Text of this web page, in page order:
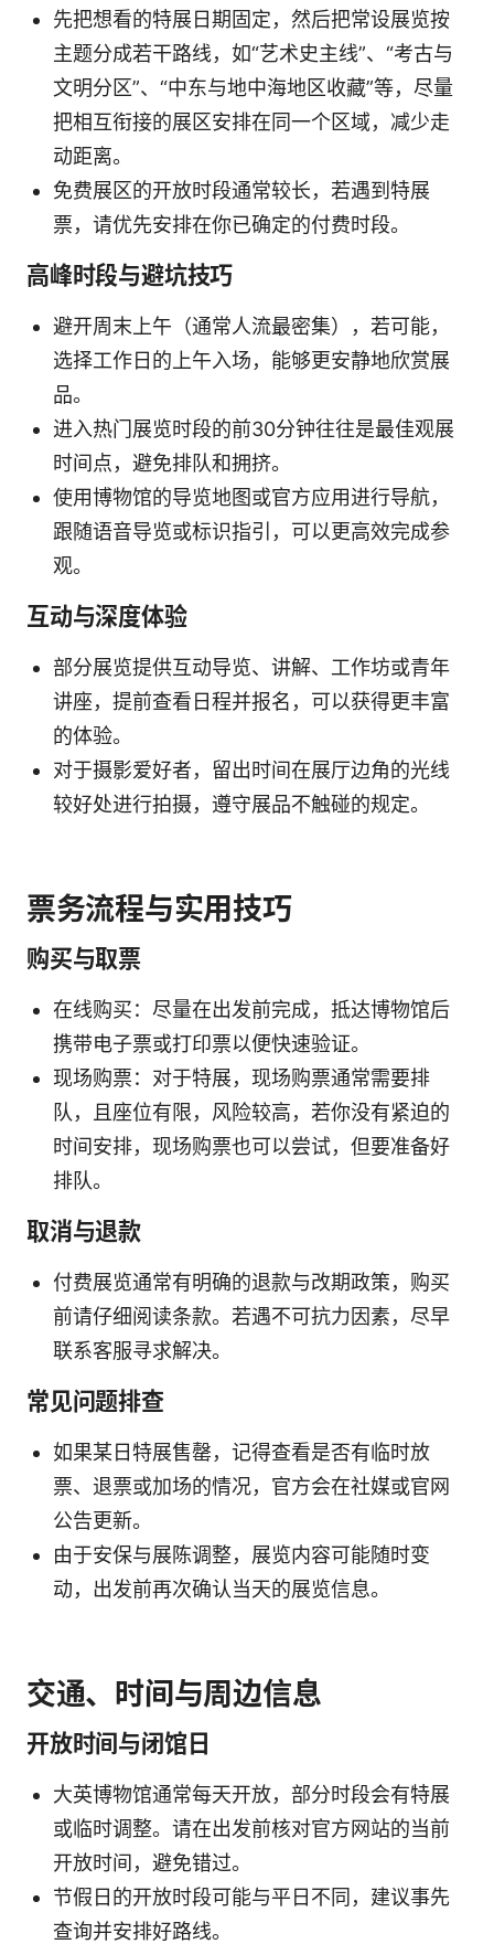
先把想看的特展日期固定，然后把常设展览按
主题分成若干路线，如“艺术史主线”、“考古与
文明分区”、“中东与地中海地区收藏”等，尽量
把相互衔接的展区安排在同一个区域，减少走
动距离。
免费展区的开放时段通常较长，若遇到特展
票，请优先安排在你已确定的付费时段。
高峰时段与避坑技巧
避开周末上午（通常人流最密集），若可能，
选择工作日的上午入场，能够更安静地欣赏展
品。
进入热门展览时段的前30分钟往往是最佳观展
时间点，避免排队和拥挤。
使用博物馆的导览地图或官方应用进行导航，
跟随语音导览或标识指引，可以更高效完成参
观。
互动与深度体验
部分展览提供互动导览、讲解、工作坊或青年
讲座，提前查看日程并报名，可以获得更丰富
的体验。
对于摄影爱好者，留出时间在展厅边角的光线
较好处进行拍摄，遵守展品不触碰的规定。
票务流程与实用技巧
购买与取票
在线购买：尽量在出发前完成，抵达博物馆后
携带电子票或打印票以便快速验证。
现场购票：对于特展，现场购票通常需要排
队，且座位有限，风险较高，若你没有紧迫的
时间安排，现场购票也可以尝试，但要准备好
排队。
取消与退款
付费展览通常有明确的退款与改期政策，购买
前请仔细阅读条款。若遇不可抗力因素，尽早
联系客服寻求解决。
常见问题排查
如果某日特展售罄，记得查看是否有临时放
票、退票或加场的情况，官方会在社媒或官网
公告更新。
由于安保与展陈调整，展览内容可能随时变
动，出发前再次确认当天的展览信息。
交通、时间与周边信息
开放时间与闭馆日
大英博物馆通常每天开放，部分时段会有特展
或临时调整。请在出发前核对官方网站的当前
开放时间，避免错过。
节假日的开放时段可能与平日不同，建议事先
查询并安排好路线。